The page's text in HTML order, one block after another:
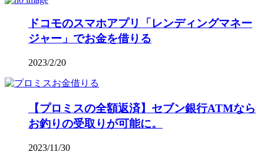
ドコモのスマホアプリ「レンディングマネー
ジャー」でお金を借りる
2023/2/20
【プロミスの全額返済】セブン銀行ATMなら
お釣りの受取りが可能に。
2023/11/30